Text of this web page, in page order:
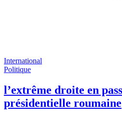
International
Politique
l’extrême droite en
présidentielle roumaine